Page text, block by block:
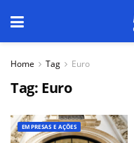
Home Tag Euro
Tag: Euro
EMPRESAS E AÇÕES